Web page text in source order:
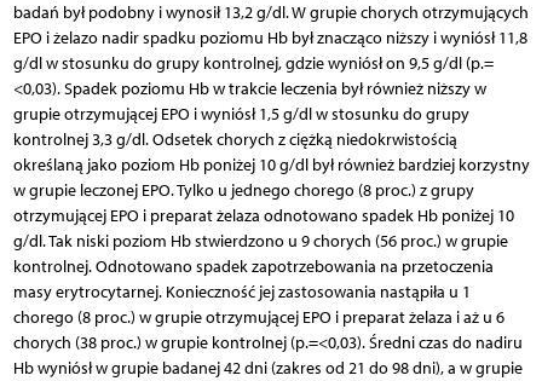
badań był podobny i wynosił 13,2 g/dl. W grupie chorych otrzymujących
EPO i żelazo nadir spadku poziomu Hb był znacząco niższy i wyniósł 11,8
g/dl w stosunku do grupy kontrolnej, gdzie wyniósł on 9,5 g/dl (p.=
<0,03). Spadek poziomu Hb w trakcie leczenia był również niższy w
grupie otrzymującej EPO i wyniósł 1,5 g/dl w stosunku do grupy
kontrolnej 3,3 g/dl. Odsetek chorych z ciężką niedokrwistością
określaną jako poziom Hb poniżej 10 g/dl był również bardziej korzystny
w grupie leczonej EPO. Tylko u jednego chorego (8 proc.) z grupy
otrzymującej EPO i preparat żelaza odnotowano spadek Hb poniżej 10
g/dl. Tak niski poziom Hb stwierdzono u 9 chorych (56 proc.) w grupie
kontrolnej. Odnotowano spadek zapotrzebowania na przetoczenia
masy erytrocytarnej. Konieczność jej zastosowania nastąpiła u 1
chorego (8 proc.) w grupie otrzymującej EPO i preparat żelaza i aż u 6
chorych (38 proc.) w grupie kontrolnej (p.=<0,03). Średni czas do nadiru
Hb wyniósł w grupie badanej 42 dni (zakres od 21 do 98 dni), a w grupie